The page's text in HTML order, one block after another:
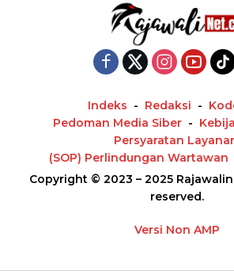
Indeks Redaksi
Pedoman Media Siber
Persyaratan
(SOP) Perlindungan Wartawan
Copyright © 2023 – 2025
reserved.
Versi Non AMP